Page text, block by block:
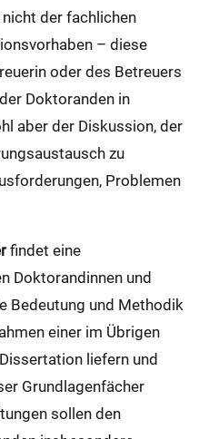
der fachlichen
– diese
oder des Betreuers
Doktoranden in
aber der Diskussion, der
zu
Problemen
findet eine
Doktorandinnen und
Bedeutung und Methodik
einer im Übrigen
liefern und
Grundlagenfächer
sollen den